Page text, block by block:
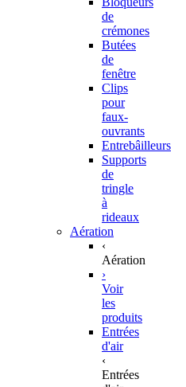
de
crémones
Butées
de
fenêtre
Clips
pour
faux-
ouvrants
Entrebâilleurs
Supports
de
tringle
à
rideaux
Aération
‹
Aération
›
Voir
les
produits
Entrées
d'air
‹
Entrées